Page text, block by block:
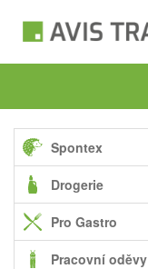
Spontex
Drogerie
Pro Gastro
Pracovní oděvy